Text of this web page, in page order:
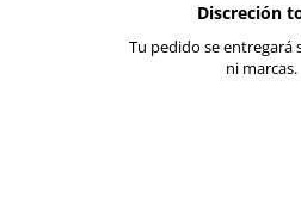
Discreción
Tu pedido se entregará
ni marcas.